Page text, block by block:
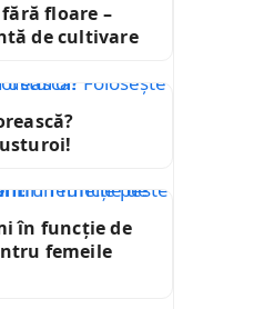
floare –
de cultivare
în funcție de
femeile